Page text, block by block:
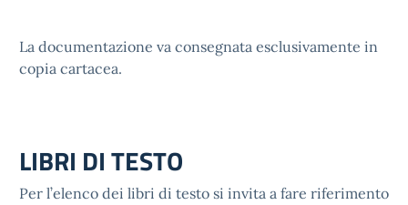
La documentazione va consegnata esclusivamente in
copia cartacea.
LIBRI DI TESTO
Per l’elenco dei libri di testo si invita a fare riferimento